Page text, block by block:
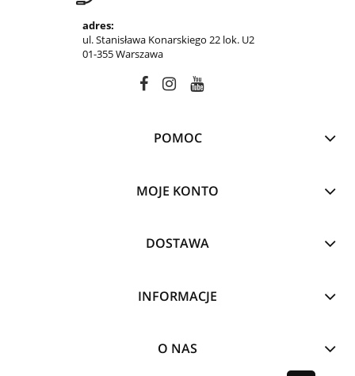
adres:
ul. Stanisława Konarskiego 22 lok. U2
01-355 Warszawa
POMOC
MOJE KONTO
DOSTAWA
INFORMACJE
O NAS